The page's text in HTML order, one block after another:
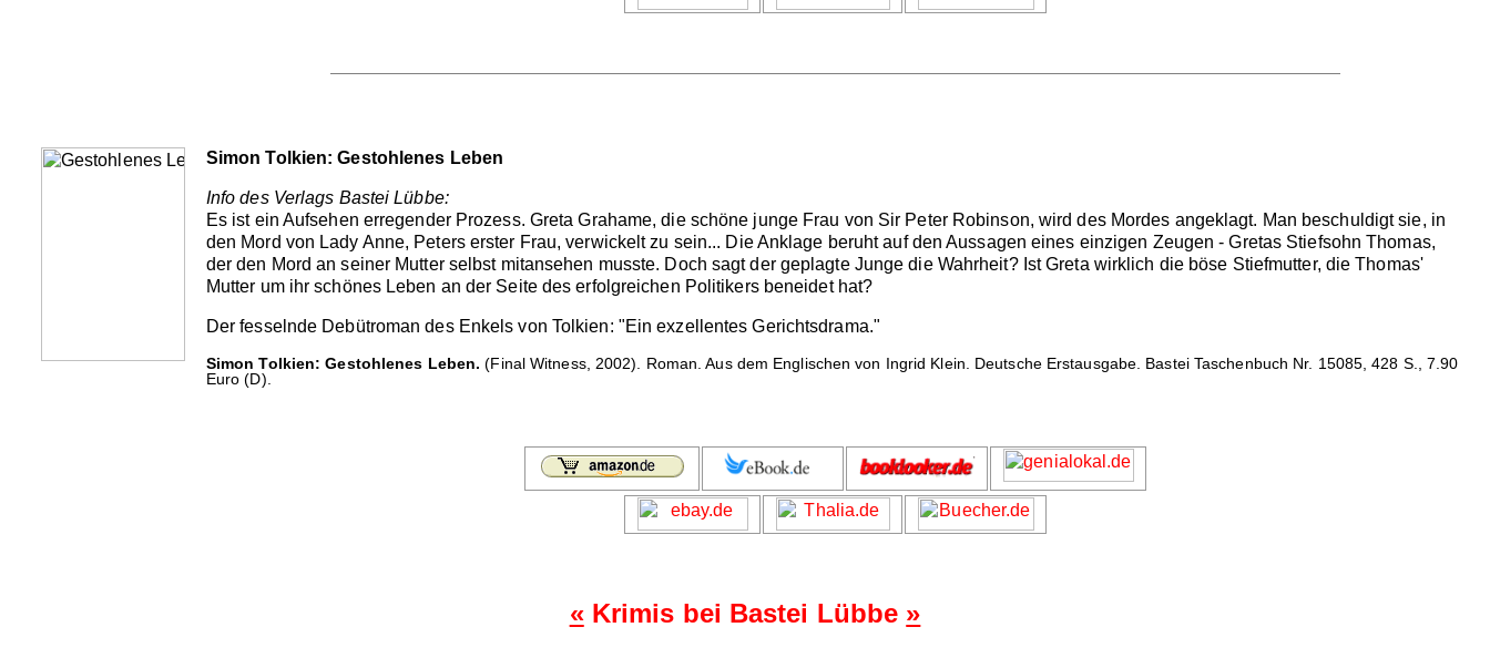
Simon Tolkien: Gestohlenes Leben
Info des Verlags Bastei Lübbe:
Es ist ein Aufsehen erregender Prozess. Greta Grahame, die schöne junge Frau von Sir Peter Robinson, wird des Mordes angeklagt. Man beschuldigt sie, in
den Mord von Lady Anne, Peters erster Frau, verwickelt zu sein... Die Anklage beruht auf den Aussagen eines einzigen Zeugen - Gretas Stiefsohn Thomas,
der den Mord an seiner Mutter selbst mitansehen musste. Doch sagt der geplagte Junge die Wahrheit? Ist Greta wirklich die böse Stiefmutter, die Thomas'
Mutter um ihr schönes Leben an der Seite des erfolgreichen Politikers beneidet hat?
Der fesselnde Debütroman des Enkels von Tolkien: "Ein exzellentes Gerichtsdrama."
Simon Tolkien: Gestohlenes Leben. (Final Witness, 2002). Roman. Aus dem Englischen von Ingrid Klein. Deutsche Erstausgabe. Bastei Taschenbuch Nr. 15085, 428 S., 7.90
Euro (D).
«Krimis bei Bastei Lübbe »